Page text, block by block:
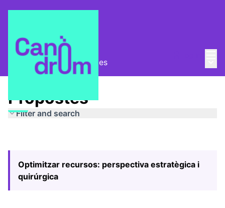
Pla Estratègic Propostes
Propostes
Filter and search
Optimitzar recursos: perspectiva estratègica i
quirúrgica